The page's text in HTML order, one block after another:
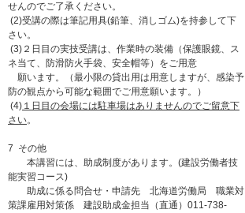
せんのでご了承ください。
(2)受講の際は筆記用具(鉛筆、消しゴム)を持参して下
さい。
(3)２日目の実技受講は、作業時の装備（保護眼鏡、ス
ネ当て、防滑防火手袋、安全帽等）をご用意
願います。（最小限の貸出用は用意しますが、感染予
防の観点から可能な範囲でご用意願います。）
(4) １日目の会場には駐車場はありませんのでご留意下
さい。
7 その他
本講習には、助成制度があります。(建設労働者技
能実習コース)
助成に係る問合せ・申請先 北海道労働局 職業対
策課雇用対策係 建設助成金担当（直通）011-738-